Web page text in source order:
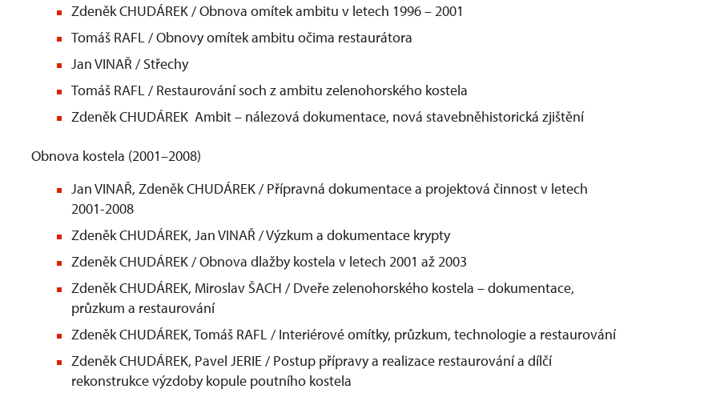
Zdeněk CHUDÁREK / Obnova omítek ambitu v letech 1996 – 2001
Tomáš RAFL / Obnovy omítek ambitu očima restaurátora
Jan VINAŘ / Střechy
Tomáš RAFL / Restaurování soch z ambitu zelenohorského kostela
Zdeněk CHUDÁREK Ambit – nálezová dokumentace, nová stavebněhistorická zjištění
Obnova kostela (2001–2008)
Jan VINAŘ, Zdeněk CHUDÁREK / Přípravná dokumentace a projektová činnost v letech
2001-2008
Zdeněk CHUDÁREK, Jan VINAŘ / Výzkum a dokumentace krypty
Zdeněk CHUDÁREK / Obnova dlažby kostela v letech 2001 až 2003
Zdeněk CHUDÁREK, Miroslav ŠACH / Dveře zelenohorského kostela – dokumentace,
průzkum a restaurování
Zdeněk CHUDÁREK, Tomáš RAFL / Interiérové omítky, průzkum, technologie a restaurování
Zdeněk CHUDÁREK, Pavel JERIE / Postup přípravy a realizace restaurování a dílčí
rekonstrukce výzdoby kopule poutního kostela